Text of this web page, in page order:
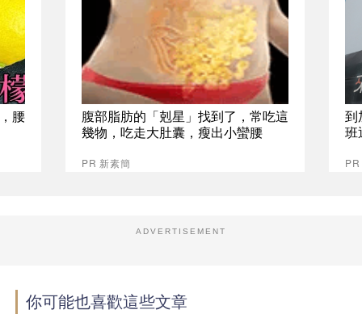
腰
腹部脂肪的「剋星」找到了，常吃這
幾物，吃走大肚囊，瘦出小蠻腰
PR 新素簡
到
班
ADVERTISEMENT
你可能也喜歡這些文章